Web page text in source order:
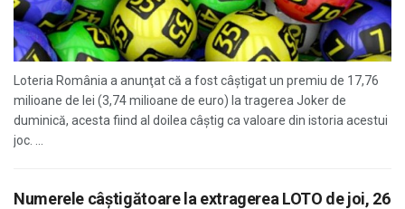
Loteria România a anunţat că a fost câştigat un premiu de 17,76
milioane de lei (3,74 milioane de euro) la tragerea Joker de
duminică, acesta fiind al doilea câştig ca valoare din istoria acestui
joc. ...
Numerele câştigătoare la extragerea LOTO de joi, 26